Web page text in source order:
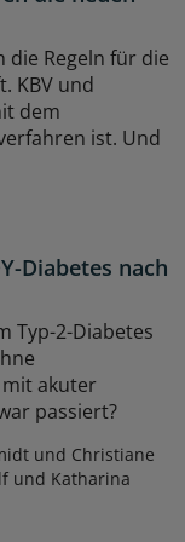
die Regeln für die
KBV und
dem
ist. Und
Diabetes nach
Typ-2-Diabetes
akuter
passiert?
und Christiane
und Katharina